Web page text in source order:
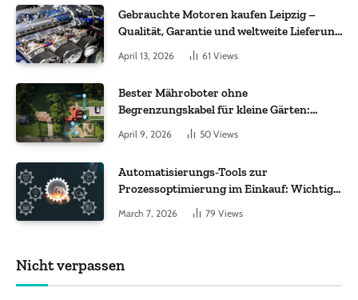
Gebrauchte Motoren kaufen Leipzig –
Qualität, Garantie und weltweite Lieferung
April 13, 2026 61 Views
Bester Mähroboter ohne
Begrenzungskabel für kleine Gärten:
Worauf es bei 200 bis 500 m² wirklich
ankommt
April 9, 2026 50 Views
Automatisierungs-Tools zur
Prozessoptimierung im Einkauf: Wichtige
Funktionen, auf die Sie achten sollten
March 7, 2026 79 Views
Nicht verpassen